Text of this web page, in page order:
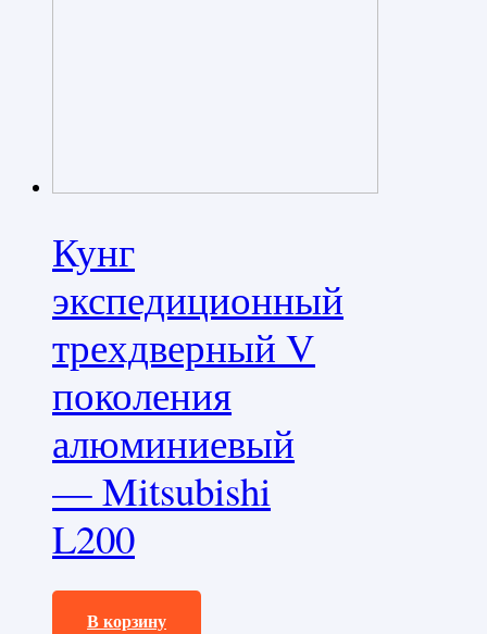
Кунг
экспедиционный
трехдверный V
поколения
алюминиевый
— Mitsubishi
L200
245000,0₽
В корзину